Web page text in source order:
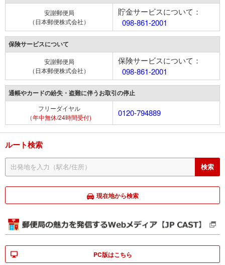
安謝郵便局
（日本郵便株式会社）
貯金サービスについて：
098-861-2001
保険サービスについて
安謝郵便局
（日本郵便株式会社）
保険サービスについて：
098-861-2001
通帳やカードの紛失・盗難に伴うお取引の停止
フリーダイヤル
（年中無休/24時間受付)
0120-794889
ルート検索
現在地から検索
PC版はこちら